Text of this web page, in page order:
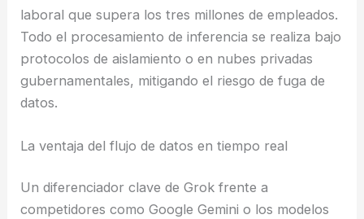
laboral que supera los tres millones de empleados.
Todo el procesamiento de inferencia se realiza bajo
protocolos de aislamiento o en nubes privadas
gubernamentales, mitigando el riesgo de fuga de
datos.
La ventaja del flujo de datos en tiempo real
Un diferenciador clave de Grok frente a
competidores como Google Gemini o los modelos